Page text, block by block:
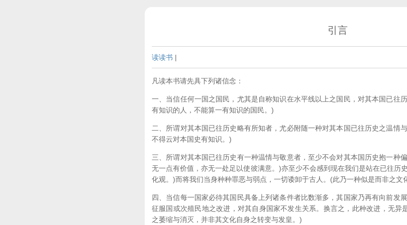
引言
读读书 |
凡读本书请先具下列诸信念：
一、当信任何一国之国民，尤其是自称知识在水平线以上之国民，对其本国已往
有知识的人，不能算一有知识的国民。)
二、所谓对其本国已往历史略有所知者，尤必附随一种对其本国已往历史之温情
不得云对本国史有知识。)
三、所谓对其本国已往历史有一种温情与敬意者，至少不会对其本国历史抱一种
无一点有价值，亦无一处足以使彼满意。)亦至少不会感到现在我们是站在已往历
化观。)而将我们当身种种罪恶与弱点，一切诿卸于古人。(此乃一种似是而非之文
四、当信每一国家必待其国民具备上列诸条件者比数渐多，其国家乃再有向前发
征服国或次殖民地之改进，对其自身国家不发生关系。换言之，此种改进，无异
之萎缩与消灭，并非其文化自身之转变与发皇。)